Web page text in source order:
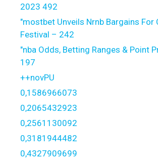
2023 492
"mostbet Unveils Nrnb Bargains For
Festival – 242
"nba Odds, Betting Ranges & Point
197
++novPU
0,1586966073
0,2065432923
0,2561130092
0,3181944482
0,4327909699